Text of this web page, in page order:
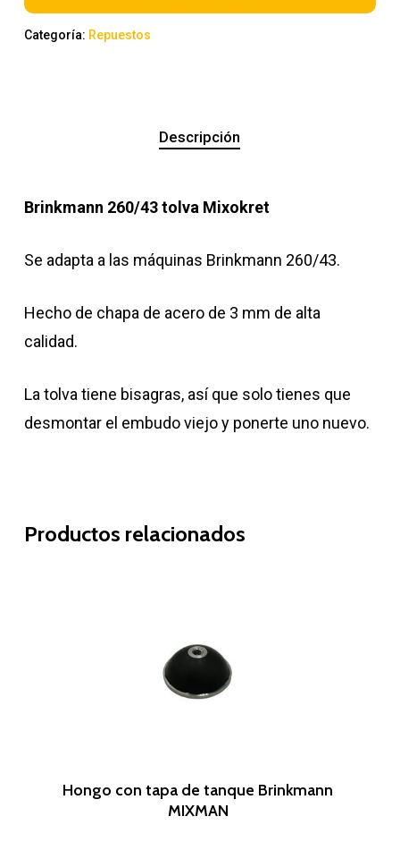
Categoría: Repuestos
Descripción
Brinkmann 260/43 tolva Mixokret
Se adapta a las máquinas Brinkmann 260/43.
Hecho de chapa de acero de 3 mm de alta
calidad.
La tolva tiene bisagras, así que solo tienes que
desmontar el embudo viejo y ponerte uno nuevo.
Productos relacionados
Leer Más
Hongo con tapa de tanque Brinkmann
MIXMAN